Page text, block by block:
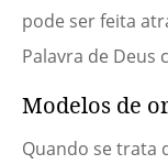
pode ser feita
Palavra de Deus
Modelos de
Quando se trata